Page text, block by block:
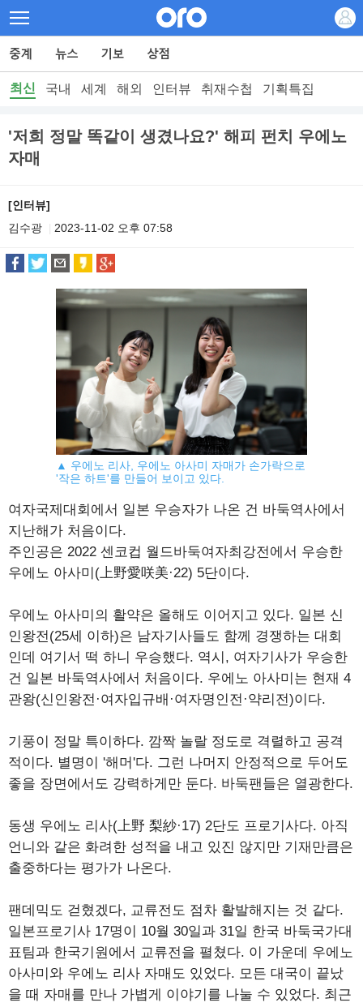
최신 국내 세계 해외 인터뷰 취재수첩 기획특집
'저희 정말 똑같이 생겼나요?' 해피 펀치 우에노
자매
[인터뷰]
김수광
2023-11-02 오후 07:58
▲ 우에노 리사, 우에노 아사미 자매가 손가락으로
'작은 하트'를 만들어 보이고 있다.
여자국제대회에서 일본 우승자가 나온 건 바둑역사에서
지난해가 처음이다.
주인공은 2022 센코컵 월드바둑여자최강전에서 우승한
우에노 아사미(上野愛咲美·22) 5단이다.
우에노 아사미의 활약은 올해도 이어지고 있다. 일본 신
인왕전(25세 이하)은 남자기사들도 함께 경쟁하는 대회
인데 여기서 떡 하니 우승했다. 역시, 여자기사가 우승한
건 일본 바둑역사에서 처음이다. 우에노 아사미는 현재 4
관왕(신인왕전·여자입규배·여자명인전·약리전)이다.
기풍이 정말 특이하다. 깜짝 놀랄 정도로 격렬하고 공격
적이다. 별명이 '해머'다. 그런 나머지 안정적으로 두어도
좋을 장면에서도 강력하게만 둔다. 바둑팬들은 열광한다.
동생 우에노 리사(上野 梨紗·17) 2단도 프로기사다. 아직
언니와 같은 화려한 성적을 내고 있진 않지만 기재만큼은
출중하다는 평가가 나온다.
팬데믹도 걷혔겠다, 교류전도 점차 활발해지는 것 같다.
일본프로기사 17명이 10월 30일과 31일 한국 바둑국가대
표팀과 한국기원에서 교류전을 펼쳤다. 이 가운데 우에노
아사미와 우에노 리사 자매도 있었다. 모든 대국이 끝났
을 때 자매를 만나 가볍게 이야기를 나눌 수 있었다. 최근